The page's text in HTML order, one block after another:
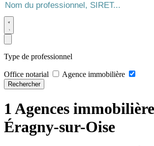
Type de professionnel
Office notarial Agence immobilière
Rechercher
1 Agences
Éragny-sur-Oise